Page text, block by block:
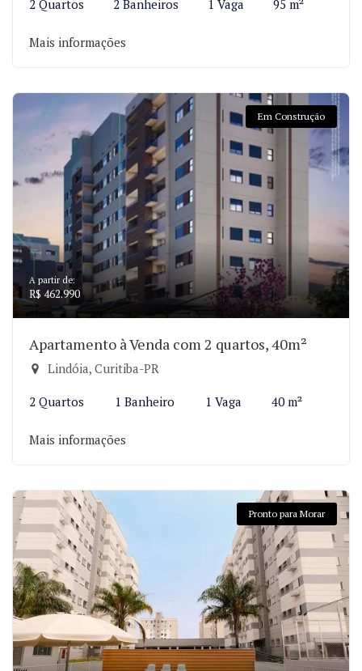
2 Quartos 2 Banheiros 1 Vaga 95 m²
Mais informações
Em Construção
A partir de:
R$ 462.990
Apartamento à Venda com 2 quartos, 40m²
Lindóia, Curitiba-PR
2 Quartos 1 Banheiro 1 Vaga 40 m²
Mais informações
Pronto para Morar